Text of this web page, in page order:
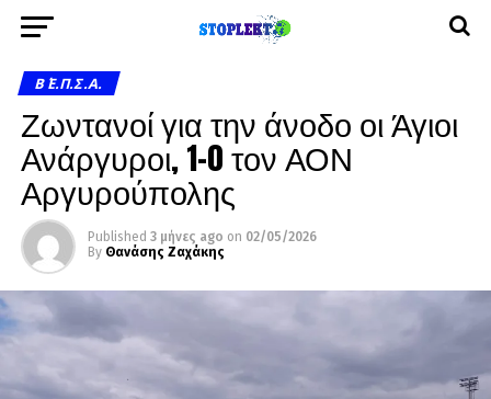
Β΄ Ε.Π.Σ.Α.
Ζωντανοί για την άνοδο οι Άγιοι
Ανάργυροι, 1-0 τον ΑΟΝ
Αργυρούπολης
Published 3 μήνες ago on 02/05/2026
By Θανάσης Ζαχάκης